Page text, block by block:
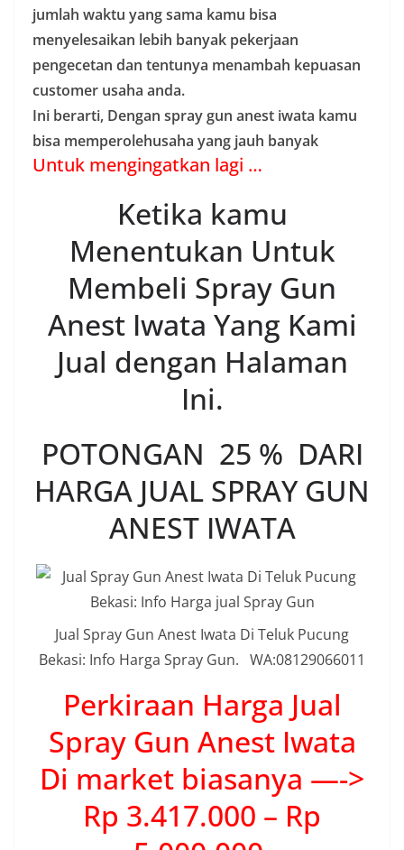
jumlah waktu yang sama kamu bisa
menyelesaikan lebih banyak pekerjaan
pengecetan dan tentunya menambah kepuasan
customer usaha anda.
Ini berarti, Dengan spray gun anest iwata kamu
bisa memperolehusaha yang jauh banyak
Untuk mengingatkan lagi …
Ketika kamu
Menentukan Untuk
Membeli Spray Gun
Anest Iwata Yang Kami
Jual dengan Halaman
Ini.
POTONGAN 25 % DARI
HARGA JUAL SPRAY GUN
ANEST IWATA
Jual Spray Gun Anest Iwata Di Teluk Pucung
Bekasi: Info Harga Spray Gun. WA:08129066011
Perkiraan Harga Jual
Spray Gun Anest Iwata
Di market biasanya —->
Rp 3.417.000 – Rp